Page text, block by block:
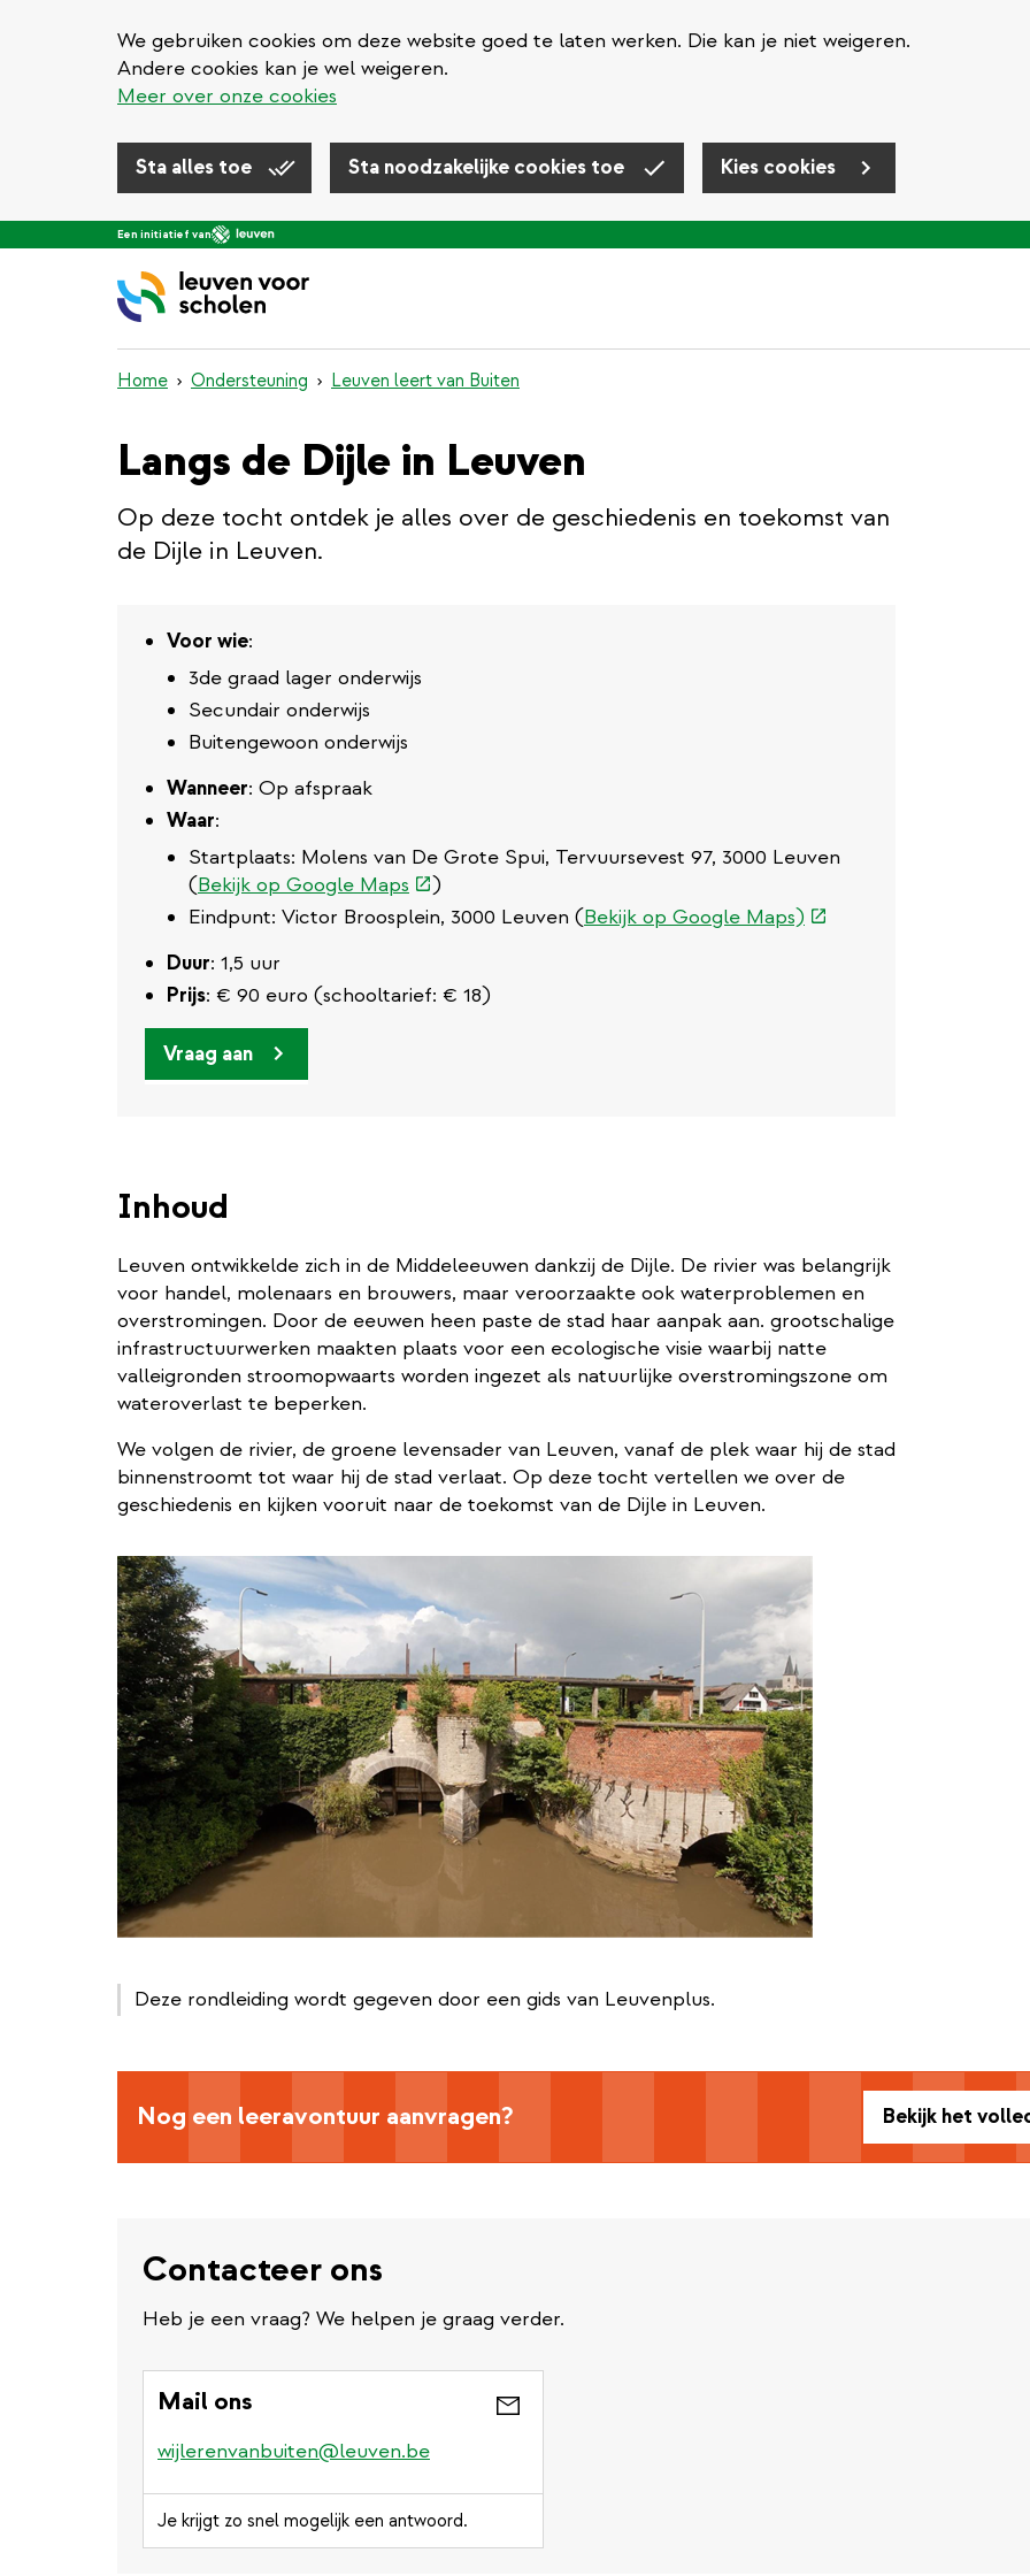
We gebruiken cookies om deze website goed te laten werken. Die kan je niet weigeren.
Andere cookies kan je wel weigeren.
Meer over onze cookies
Sta alles toe Sta noodzakelijke cookies toe Kies cookies
OverslaanEen initiatief van
Home Ondersteuning Leuven leert van Buiten
Langs de Dijle in Leuven
Op deze tocht ontdek je alles over de geschiedenis en toekomst van
de Dijle in Leuven.
Voor wie:
3de graad lager onderwijs
Secundair onderwijs
Buitengewoon onderwijs
Wanneer: Op afspraak
Waar:
Startplaats: Molens van De Grote Spui, Tervuursevest 97, 3000 Leuven
(Bekijk op Google Maps (externe
link)
)
Eindpunt: Victor Broosplein, 3000 Leuven (Bekijk op Google Maps) (externe
Duur: 1,5 uur
Prijs: € 90 euro (schooltarief: € 18)
Vraag aan
Inhoud
Leuven ontwikkelde zich in de Middeleeuwen dankzij de Dijle. De rivier was belangrijk
voor handel, molenaars en brouwers, maar veroorzaakte ook waterproblemen en
overstromingen. Door de eeuwen heen paste de stad haar aanpak aan. grootschalige
infrastructuurwerken maakten plaats voor een ecologische visie waarbij natte
valleigronden stroomopwaarts worden ingezet als natuurlijke overstromingszone om
wateroverlast te beperken.
We volgen de rivier, de groene levensader van Leuven, vanaf de plek waar hij de stad
binnenstroomt tot waar hij de stad verlaat. Op deze tocht vertellen we over de
geschiedenis en kijken vooruit naar de toekomst van de Dijle in Leuven.
Deze rondleiding wordt gegeven door een gids van Leuvenplus.
Bekijk het
Nog een leeravontuur aanvragen?
Contacteer ons
Heb je een vraag? We helpen je graag verder.
Mail ons
wijlerenvanbuiten@leuven.be
Je krijgt zo snel mogelijk een antwoord.